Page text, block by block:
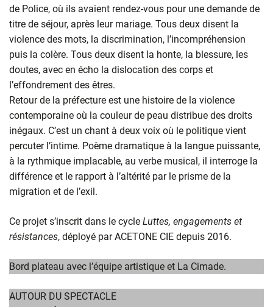
de Police, où ils avaient rendez-vous pour une demande de
titre de séjour, après leur mariage. Tous deux disent la
violence des mots, la discrimination, l’incompréhension
puis la colère. Tous deux disent la honte, la blessure, les
doutes, avec en écho la dislocation des corps et
l’effondrement des êtres.
Retour de la préfecture est une histoire de la violence
contemporaine où la couleur de peau distribue des droits
inégaux. C’est un chant à deux voix où le politique vient
percuter l’intime. Poème dramatique à la langue puissante,
à la rythmique implacable, au verbe musical, il interroge la
différence et le rapport à l’altérité par le prisme de la
migration et de l’exil.
Ce projet s’inscrit dans le cycle Luttes, engagements et
résistances, déployé par ACETONE CIE depuis 2016.
Bord plateau avec l’équipe artistique et La Cimade.
AUTOUR DU SPECTACLE